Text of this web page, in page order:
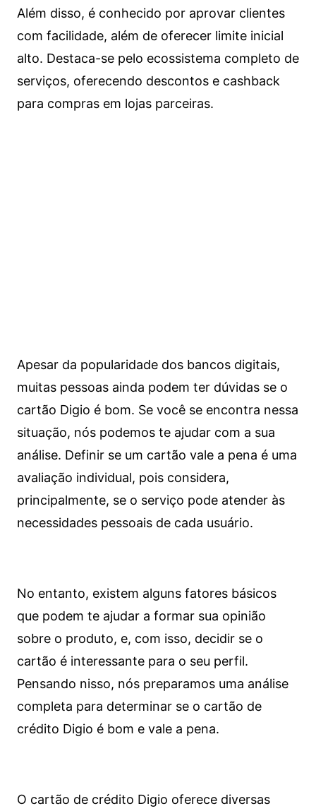
Além disso, é conhecido por aprovar clientes
com facilidade, além de oferecer limite inicial
alto. Destaca-se pelo ecossistema completo de
serviços, oferecendo descontos e cashback
para compras em lojas parceiras.
Apesar da popularidade dos bancos digitais,
muitas pessoas ainda podem ter dúvidas se o
cartão Digio é bom. Se você se encontra nessa
situação, nós podemos te ajudar com a sua
análise. Definir se um cartão vale a pena é uma
avaliação individual, pois considera,
principalmente, se o serviço pode atender às
necessidades pessoais de cada usuário.
No entanto, existem alguns fatores básicos
que podem te ajudar a formar sua opinião
sobre o produto, e, com isso, decidir se o
cartão é interessante para o seu perfil.
Pensando nisso, nós preparamos uma análise
completa para determinar se o cartão de
crédito Digio é bom e vale a pena.
O cartão de crédito Digio oferece diversas